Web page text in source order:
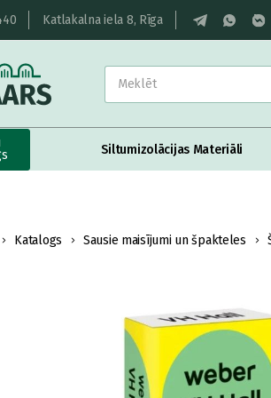
Katlakalna iela 8, Rīga
Siltumizolācijas Materiāli
Katalogs Sausie maisījumi un špakteles